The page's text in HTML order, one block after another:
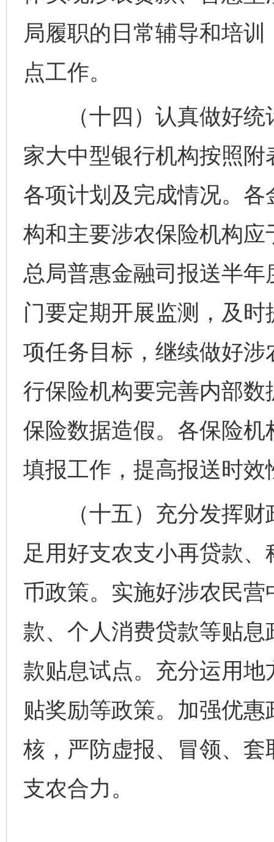
局履职的日常辅导和培
点工作。
（十四）认真做好统
家大中型银行机构按照
各项计划及完成情况。
构和主要涉农保险机构
总局普惠金融司报送半
门要定期开展监测，及
项任务目标，继续做好
行保险机构要完善内部
保险数据造假。各保险
填报工作，提高报送时效
（十五）充分发挥财
足用好支农支小再贷款
币政策。实施好涉农民
款、个人消费贷款等贴
款贴息试点。充分运用
贴奖励等政策。加强优
核，严防虚报、冒领、
支农合力。